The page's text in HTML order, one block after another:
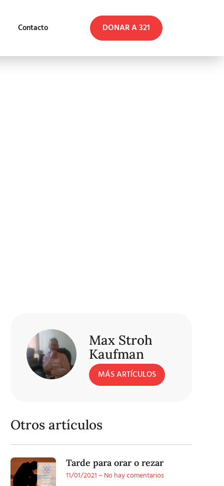
Contacto DONAR A 321
Max Stroh
Kaufman
MÁS ARTÍCULOS
Otros artículos
Tarde para orar o rezar
11/01/2021 No hay comentarios